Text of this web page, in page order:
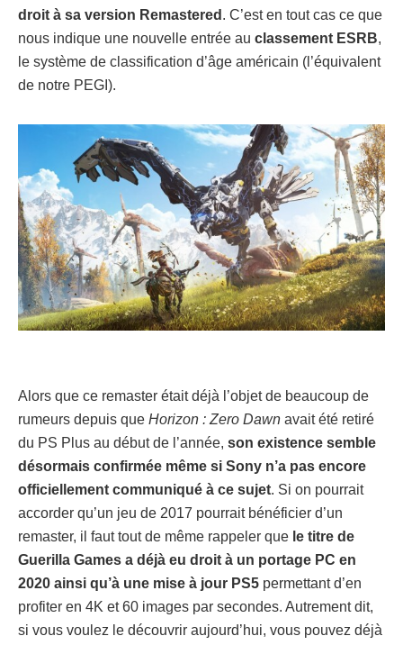
droit à sa version Remastered . C’est en tout cas ce que
nous indique une nouvelle entrée au classement ESRB,
le système de classification d’âge américain (l’équivalent
de notre PEGI).
Alors que ce remaster était déjà l’objet de beaucoup de
rumeurs depuis que Horizon : Zero Dawn avait été retiré
du PS Plus au début de l’année, son existence semble
désormais confirmée même si Sony n’a pas encore
officiellement communiqué à ce sujet. Si on pourrait
accorder qu’un jeu de 2017 pourrait bénéficier d’un
remaster, il faut tout de même rappeler que le titre de
Guerilla Games a déjà eu droit à un portage PC en
2020 ainsi qu’à une mise à jour PS5 permettant d’en
profiter en 4K et 60 images par secondes. Autrement dit,
si vous voulez le découvrir aujourd’hui, vous pouvez déjà